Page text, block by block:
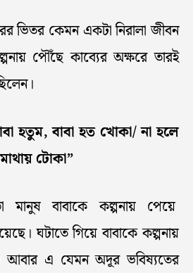
ভিতর কেমন একটা নিরালা জীবন
পৌঁছে কাব্যের অক্ষরে তারই
হতুম, বাবা হত খোকা/ না হলে
টোকা”
বাবাকে কল্পনায় পেয়ে
ঘটাতে গিয়ে বাবাকে কল্পনায়
আবার এ যেমন অদূর ভবিষ্যতের